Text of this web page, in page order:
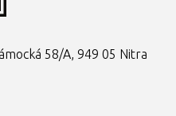
58/A, 949 05 Nitra